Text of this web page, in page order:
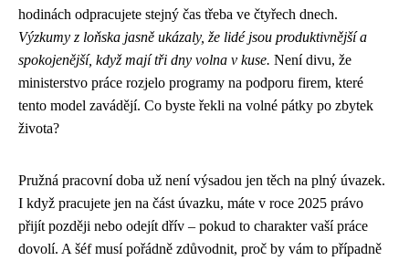
hodinách odpracujete stejný čas třeba ve čtyřech dnech.
Výzkumy z loňska jasně ukázaly, že lidé jsou produktivnější a
spokojenější, když mají tři dny volna v kuse. Není divu, že
ministerstvo práce rozjelo programy na podporu firem, které
tento model zavádějí. Co byste řekli na volné pátky po zbytek
života?
Pružná pracovní doba už není výsadou jen těch na plný úvazek.
I když pracujete jen na část úvazku, máte v roce 2025 právo
přijít později nebo odejít dřív – pokud to charakter vaší práce
dovolí. A šéf musí pořádně zdůvodnit, proč by vám to případně